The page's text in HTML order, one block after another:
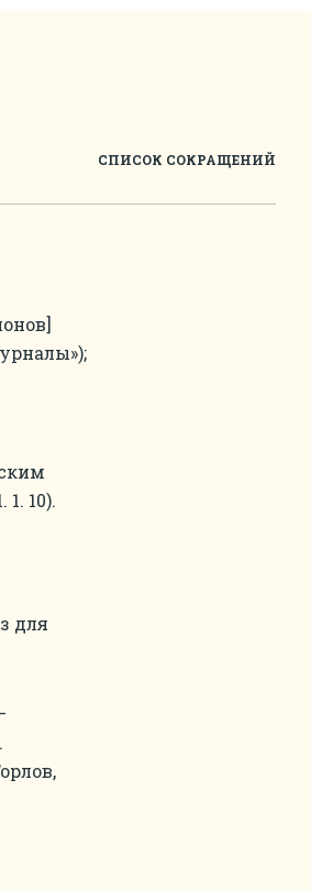
СПИСОК СОКРАЩЕНИЙ
10).
для